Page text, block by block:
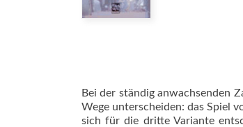
Bei der ständig anwachsenden
Wege unterscheiden: das Spiel
sich für die dritte Variante